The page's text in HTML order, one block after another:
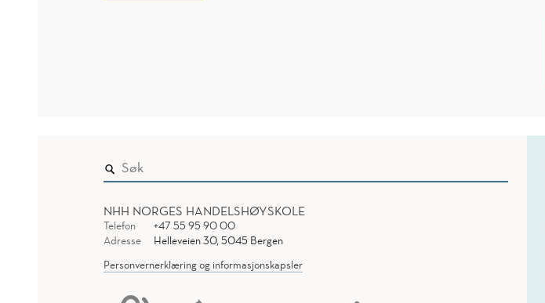
NHH NORGES HANDELSHØYSKOLE
Telefon
+47 55 95 90 00
Adresse
Helleveien 30, 5045 Bergen
Personvernerklæring og informasjonskapsler